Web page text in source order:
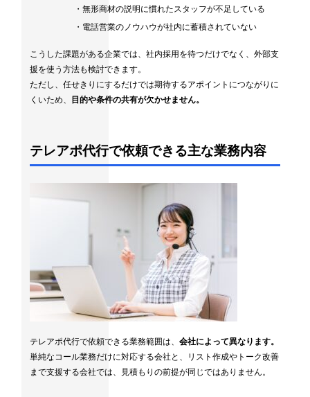
・無形商材の説明に慣れたスタッフが不足している
・電話営業のノウハウが社内に蓄積されていない
こうした課題がある企業では、社内採用を待つだけでなく、外部支
援を使う方法も検討できます。
ただし、任せきりにするだけでは期待するアポイントにつながりに
くいため、
目的や条件の共有が欠かせません。
テレアポ代行で依頼できる主な業務内容
テレアポ代行で依頼できる業務範囲は、 会社によって異なります。
単純なコール業務だけに対応する会社と、リスト作成やトーク改善
まで支援する会社では、見積もりの前提が同じではありません。